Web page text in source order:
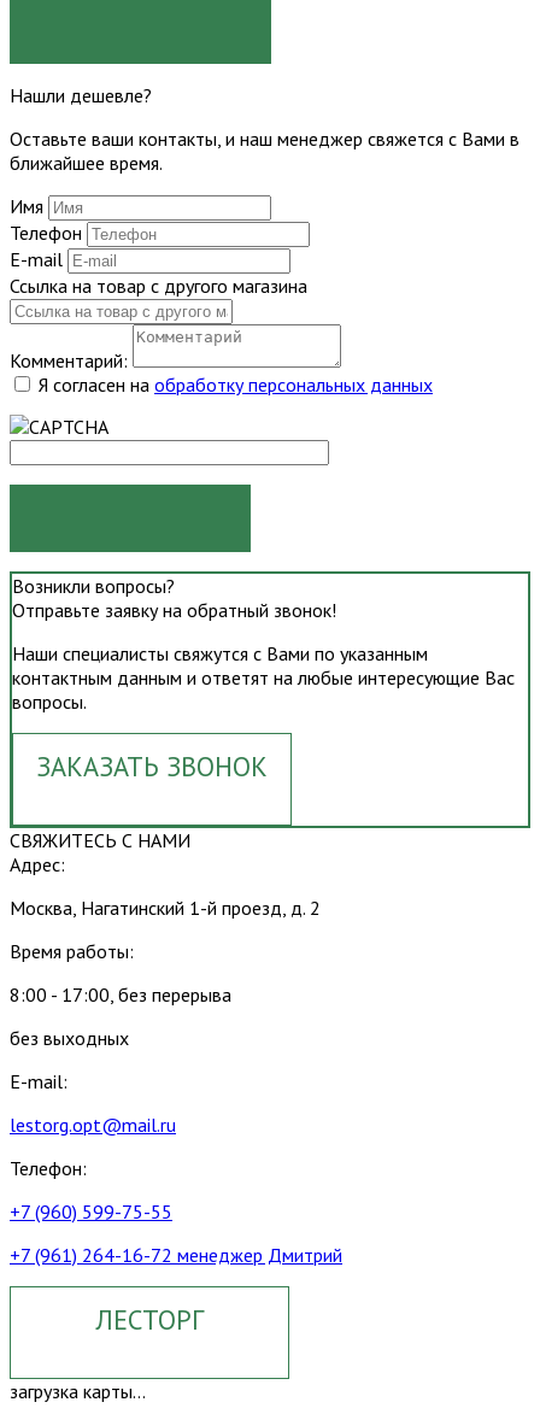
Нашли дешевле?
Оставьте ваши контакты, и наш менеджер свяжется с Вами в
ближайшее время.
Имя
Телефон
E-mail
Ссылка на товар с другого магазина
Комментарий:
Я согласен на обработку персональных данных
Возникли вопросы?
Отправьте заявку на обратный звонок!
Наши специалисты свяжутся с Вами по указанным
контактным данным и ответят на любые интересующие Вас
вопросы.
ЗАКАЗАТЬ ЗВОНОК
СВЯЖИТЕСЬ С НАМИ
Адрес:
Москва, Нагатинский 1-й проезд, д. 2
Время работы:
8:00 - 17:00, без перерыва
без выходных
E-mail:
lestorg.opt@mail.ru
Телефон:
+7 (960) 599-75-55
+7 (961) 264-16-72 менеджер Дмитрий
ЛЕСТОРГ
загрузка карты...